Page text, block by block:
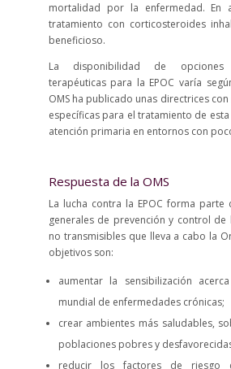
mortalidad por la enfermedad. En
tratamiento con corticosteroides
beneficioso.
La disponibilidad de opciones
terapéuticas para la EPOC varía
OMS ha publicado unas directrices
específicas para el tratamiento de
atención primaria en entornos con
Respuesta de la OMS
La lucha contra la EPOC forma parte
generales de prevención y control de
no transmisibles que lleva a cabo la
objetivos son:
aumentar la sensibilización
mundial de enfermedades crónicas;
crear ambientes más saludables,
poblaciones pobres y
reducir los factores de riesgo